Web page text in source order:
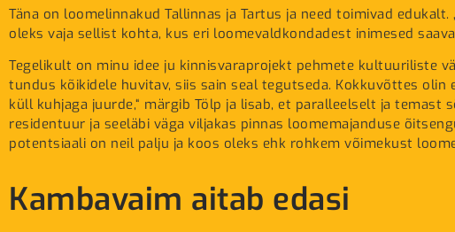
Täna on loomelinnakud Tallinnas ja Tartus ja need toimivad
oleks vaja sellist kohta, kus eri loomevaldkondadest inimesed
Tegelikult on minu idee ju kinnisvaraprojekt pehmete kultuuriliste
tundus kõikidele huvitav, siis sain seal tegutseda. Kokkuvõttes
küll kuhjaga juurde,“ märgib Tölp ja lisab, et paralleelselt ja temast
residentuur ja seeläbi väga viljakas pinnas loomemajanduse
potentsiaali on neil palju ja koos oleks ehk rohkem võimekust
Kambavaim aitab edasi